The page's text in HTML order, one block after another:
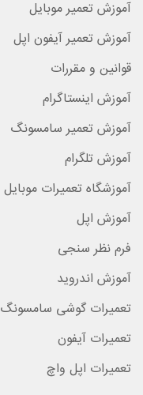
آموزش تعمیر موبایل
آموزش تعمیر آیفون اپل
قوانین و مقررات
آموزش اینستاگرام
آموزش تعمیر سامسونگ
آموزش تلگرام
آموزشگاه تعمیرات موبایل
آموزش اپل
فرم نظر سنجی
آموزش اندروید
تعمیرات گوشی سامسونگ
تعمیرات آیفون
تعمیرات اپل واچ